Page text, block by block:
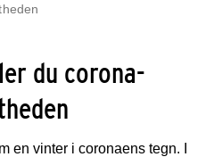
du corona-
en vinter i coronaens tegn. I